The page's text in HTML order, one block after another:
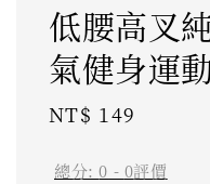
低腰高叉
氣健身運
Regular
NT$ 149
總分:0 - 0評價